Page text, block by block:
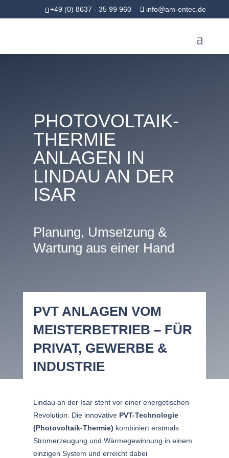
+49 (0) 8637 - 35 99 960 info@am-entec.de
PHOTOVOLTAIK-
THERMIE
ANLAGEN IN
LINDAU AN DER
ISAR
Planung, Umsetzung &
Wartung aus einer Hand
PVT ANLAGEN VOM
MEISTERBETRIEB – FÜR
PRIVAT, GEWERBE &
INDUSTRIE
Lindau an der Isar steht vor einer energetischen
Revolution. Die innovative PVT-Technologie
(Photovoltaik-Thermie) kombiniert erstmals
Stromerzeugung und Wärmegewinnung in einem
einzigen System und erreicht dabei